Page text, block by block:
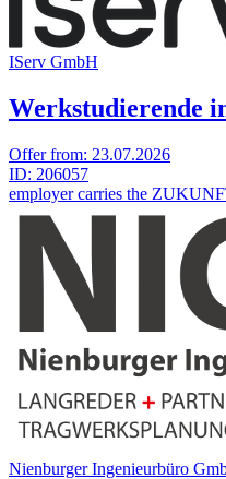
IServ GmbH
Werkstudierende
Offer from: 23.07.2026
ID: 206057
employer carries the
Nienburger Ingenieurbüro